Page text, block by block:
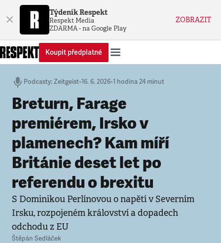
× Týdeník Respekt
Respekt Media
ZDARMA - na Google Play
ZOBRAZIT
Koupit předplatné
Podcasty: Zeitgeist•16. 6. 2026•1 hodina 24 minut
Breturn, Farage
premiérem, Irsko v
plamenech? Kam míří
Británie deset let po
referendu o brexitu
S Dominikou Perlínovou o napětí v Severním
Irsku, rozpojeném království a dopadech
odchodu z EU
Štěpán Sedláček